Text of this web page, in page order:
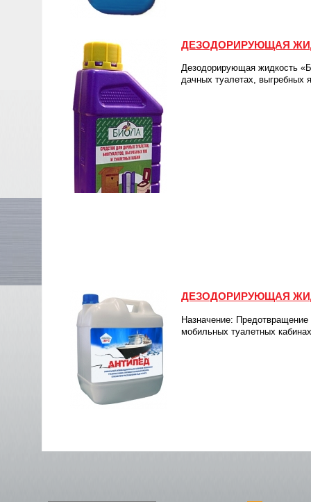
ДЕЗОДОРИРУЮЩАЯ
Дезодорирующая жидкость
дачных туалетах, выгребных
ДЕЗОДОРИРУЮЩАЯ
Назначение: Предотвращение
мобильных туалетных